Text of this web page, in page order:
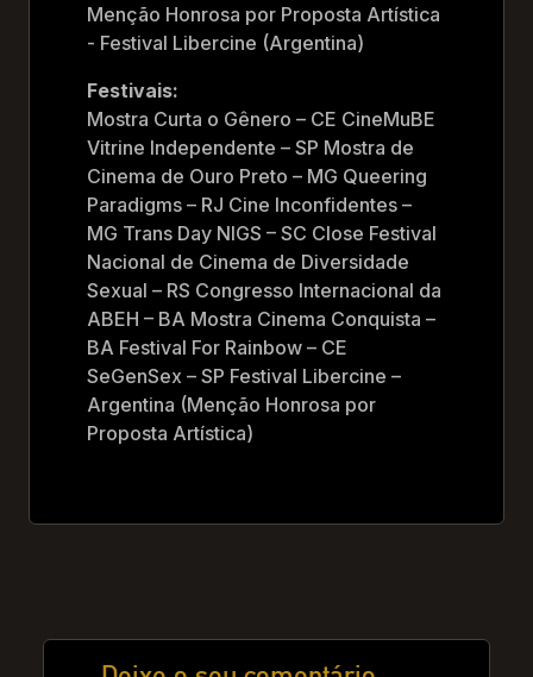
Menção Honrosa por Proposta Artística
- Festival Libercine (Argentina)
Festivais:
Mostra Curta o Gênero – CE CineMuBE
Vitrine Independente – SP Mostra de
Cinema de Ouro Preto – MG Queering
Paradigms – RJ Cine Inconfidentes –
MG Trans Day NIGS – SC Close Festival
Nacional de Cinema de Diversidade
Sexual – RS Congresso Internacional da
ABEH – BA Mostra Cinema Conquista –
BA Festival For Rainbow – CE
SeGenSex – SP Festival Libercine –
Argentina (Menção Honrosa por
Proposta Artística)